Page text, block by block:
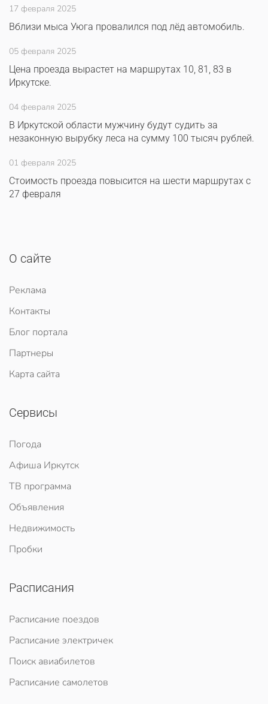
17 февраля 2025
Вблизи мыса Уюга провалился под лёд автомобиль.
05 февраля 2025
Цена проезда вырастет на маршрутах 10, 81, 83 в
Иркутске.
04 февраля 2025
В Иркутской области мужчину будут судить за
незаконную вырубку леса на сумму 100 тысяч рублей.
01 февраля 2025
Стоимость проезда повысится на шести маршрутах с
27 февраля
О сайте
Реклама
Контакты
Блог портала
Партнеры
Карта сайта
Сервисы
Погода
Афиша Иркутск
ТВ программа
Объявления
Недвижимость
Пробки
Расписания
Расписание поездов
Расписание электричек
Поиск авиабилетов
Расписание самолетов